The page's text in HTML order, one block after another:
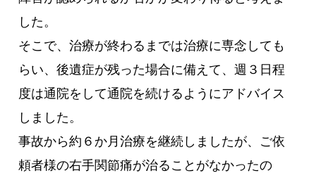
した。
そこで、治療が終わるまでは治療に専念しても
らい、後遺症が残った場合に備えて、週３日程
度は通院をして通院を続けるようにアドバイス
しました。
事故から約６か月治療を継続しましたが、ご依
頼者様の右手関節痛が治ることがなかったの